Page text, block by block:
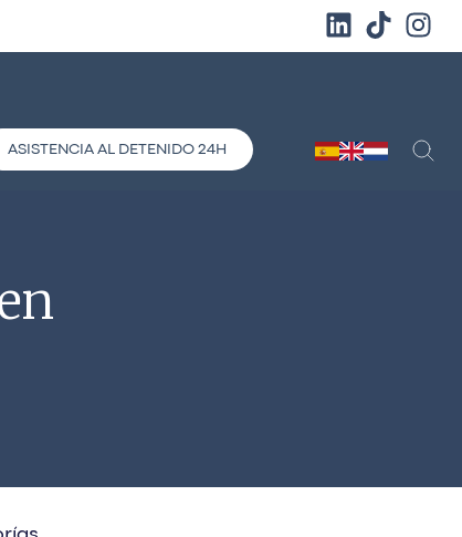
ASISTENCIA AL DETENIDO 24H